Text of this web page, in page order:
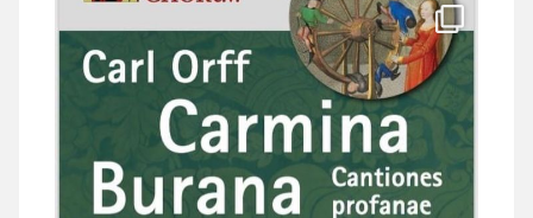
stuttgarter_oratorienchor
Juli 22